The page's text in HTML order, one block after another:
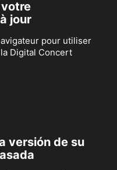
jour
pour utiliser
Digital Concert
versión de su